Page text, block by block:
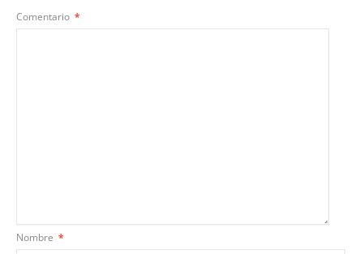
Comentario *
Nombre *